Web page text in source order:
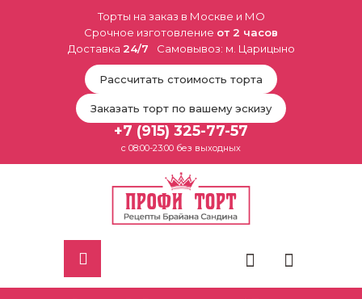
Торты на заказ в Москве и МО
Срочное изготовление от 2 часов
Доставка 24/7 Самовывоз: м. Царицыно
Рассчитать стоимость торта
Заказать торт по вашему эскизу
+7 (915) 325-77-57
с 08:00-23:00 без выходных